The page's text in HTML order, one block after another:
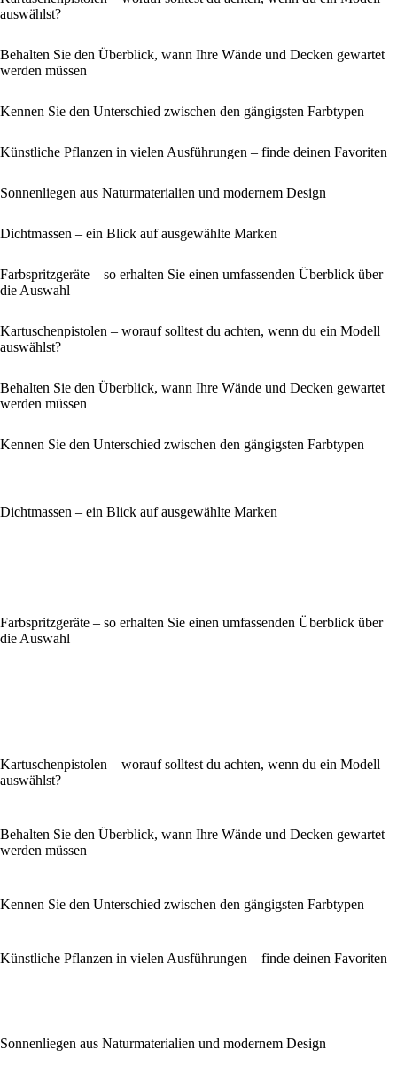
auswählst?
Behalten Sie den Überblick, wann Ihre Wände und Decken gewartet
werden müssen
Kennen Sie den Unterschied zwischen den gängigsten Farbtypen
Künstliche Pflanzen in vielen Ausführungen – finde deinen Favoriten
Sonnenliegen aus Naturmaterialien und modernem Design
Dichtmassen – ein Blick auf ausgewählte Marken
Farbspritzgeräte – so erhalten Sie einen umfassenden Überblick über
die Auswahl
Kartuschenpistolen – worauf solltest du achten, wenn du ein Modell
auswählst?
Behalten Sie den Überblick, wann Ihre Wände und Decken gewartet
werden müssen
Kennen Sie den Unterschied zwischen den gängigsten Farbtypen
Dichtmassen – ein Blick auf ausgewählte Marken
Farbspritzgeräte – so erhalten Sie einen umfassenden Überblick über
die Auswahl
Kartuschenpistolen – worauf solltest du achten, wenn du ein Modell
auswählst?
Behalten Sie den Überblick, wann Ihre Wände und Decken gewartet
werden müssen
Kennen Sie den Unterschied zwischen den gängigsten Farbtypen
Künstliche Pflanzen in vielen Ausführungen – finde deinen Favoriten
Sonnenliegen aus Naturmaterialien und modernem Design